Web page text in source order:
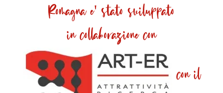
Romagna e' stato sviluppato
in collaborazione con
con il